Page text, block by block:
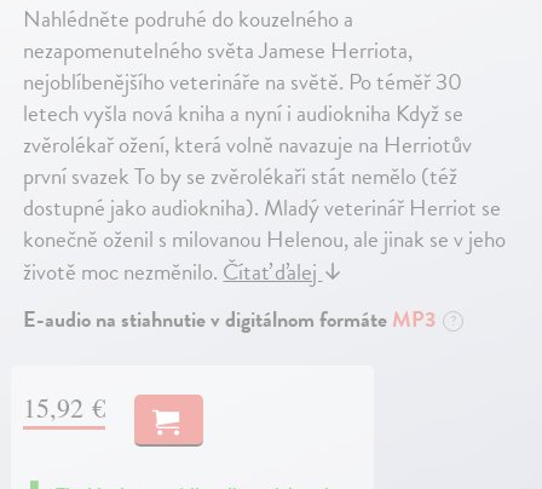
Nahlédněte podruhé do kouzelného a
nezapomenutelného světa Jamese Herriota,
nejoblíbenějšího veterináře na světě. Po téměř 30
letech vyšla nová kniha a nyní i audiokniha Když se
zvěrolékař ožení, která volně navazuje na Herriotův
první svazek To by se zvěrolékaři stát nemělo (též
dostupné jako audiokniha). Mladý veterinář Herriot se
konečně oženil s milovanou Helenou, ale jinak se v jeho
životě moc nezměnilo.Čítať ďalej↓
E-audio na stiahnutie v digitálnom formáteMP3 ?
15,92 €